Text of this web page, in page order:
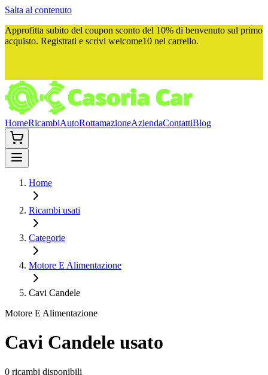
Salta al contenuto
Approfitta subito del coupon sconto del 10% di benvenuto sul primo
acquisto. Registrati e scrivi welcome10 nel carrello.
HomeRicambiAutoRottamazioneAziendaContattiBlog
Home
Ricambi usati
Categorie
Motore E Alimentazione
Cavi Candele
Motore E Alimentazione
Cavi Candele usato
0 ricambi disponibili